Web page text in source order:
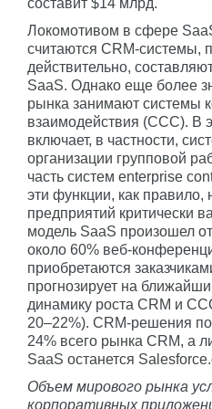
Локомотивом в сфере
считаются CRM-системы,
действительно,
SaaS. Однако еще более
рынка занимают системы
взаимодействия (CCC). В
включает, в частности,
организации групповой
часть систем enterprise
эти функции, как правило,
предприятий критически
модель SaaS произошел
около 60% веб-
приобретаются
прогнозирует на
динамику роста CRM и
20–22%). CRM-решения
24% всего рынка CRM, а
SaaS останется
Объем мирового рынка
корпоративных